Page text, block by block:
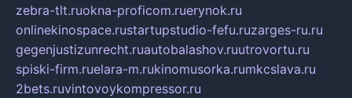
zebra-tlt.ruokna-proficom.ruerynok.ru
onlinekinospace.rustartupstudio-fefu.ruzarges-ru.ru
gegenjustizunrecht.ruautobalashov.ruutrovortu.ru
spiski-firm.ruelara-m.rukinomusorka.rumkcslava.ru
2bets.ruvintovoykompressor.ru